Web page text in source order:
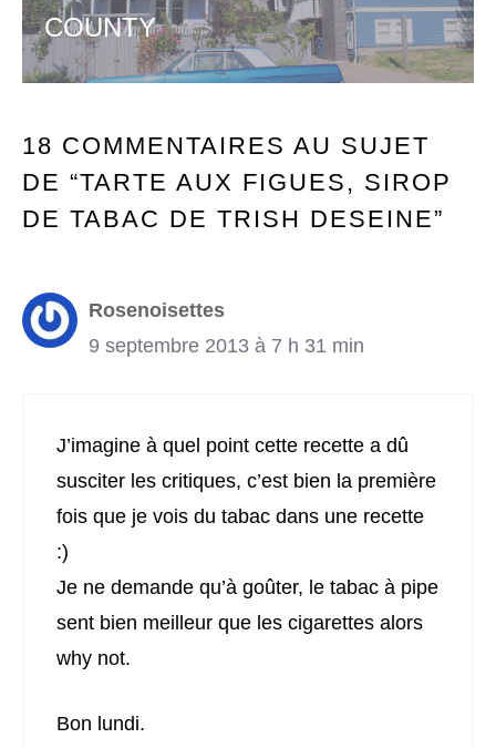
COUNTY
18 COMMENTAIRES AU SUJET
DE “TARTE AUX FIGUES, SIROP
DE TABAC DE TRISH DESEINE”
Rosenoisettes
9 septembre 2013 à 7 h 31 min
J’imagine à quel point cette recette a dû
susciter les critiques, c’est bien la première
fois que je vois du tabac dans une recette
:)
Je ne demande qu’à goûter, le tabac à pipe
sent bien meilleur que les cigarettes alors
why not.
Bon lundi.